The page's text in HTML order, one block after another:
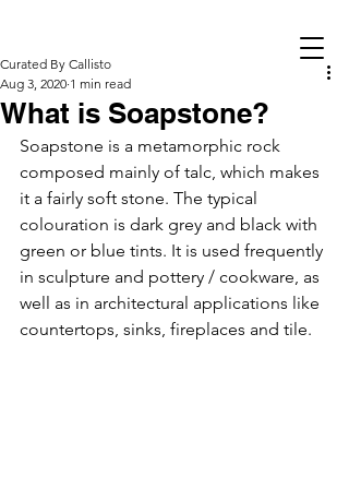
What is Soapstone?
Curated By Callisto
Aug 3, 2020 1 min read
Soapstone is a metamorphic rock
composed mainly of talc, which makes
it a fairly soft stone. The typical
colouration is dark grey and black with
green or blue tints. It is used frequently
in sculpture and pottery / cookware, as
well as in architectural applications like
countertops, sinks, fireplaces and tile.